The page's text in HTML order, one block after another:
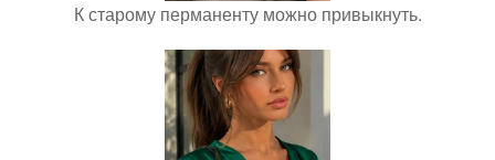
К старому перманенту можно привыкнуть.